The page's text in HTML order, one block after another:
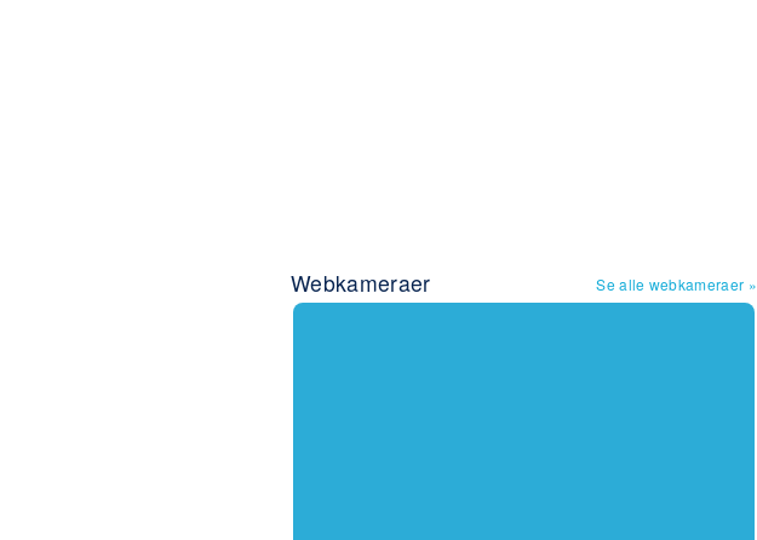
Webkameraer Se alle webkameraer »